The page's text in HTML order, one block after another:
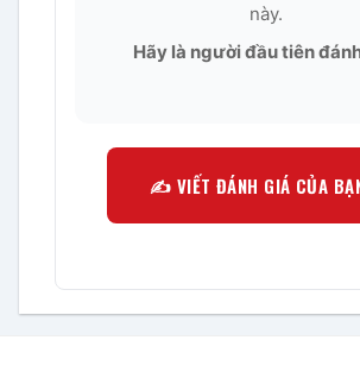
này.
Hãy là người đầu tiên
✍️ VIẾT ĐÁNH GIÁ CỦA